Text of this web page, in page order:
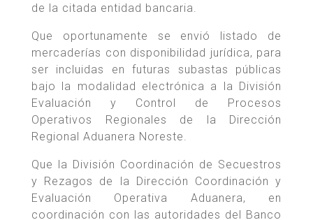
de la citada entidad bancaria.
Que oportunamente se envió listado de
mercaderías con disponibilidad jurídica, para
ser incluidas en futuras subastas públicas
bajo la modalidad electrónica a la División
Evaluación y Control de Procesos
Operativos Regionales de la Dirección
Regional Aduanera Noreste.
Que la División Coordinación de Secuestros
y Rezagos de la Dirección Coordinación y
Evaluación Operativa Aduanera, en
coordinación con las autoridades del Banco